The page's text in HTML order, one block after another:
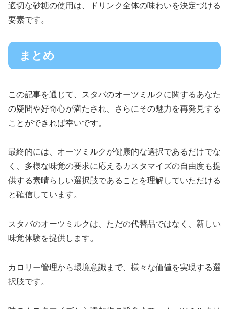
適切な砂糖の使用は、ドリンク全体の味わいを決定づける
要素です。
まとめ
この記事を通じて、スタバのオーツミルクに関するあなた
の疑問や好奇心が満たされ、さらにその魅力を再発見する
ことができれば幸いです。
最終的には、オーツミルクが健康的な選択であるだけでな
く、多様な味覚の要求に応えるカスタマイズの自由度も提
供する素晴らしい選択肢であることを理解していただける
と確信しています。
スタバのオーツミルクは、ただの代替品ではなく、新しい
味覚体験を提供します。
カロリー管理から環境意識まで、様々な価値を実現する選
択肢です。